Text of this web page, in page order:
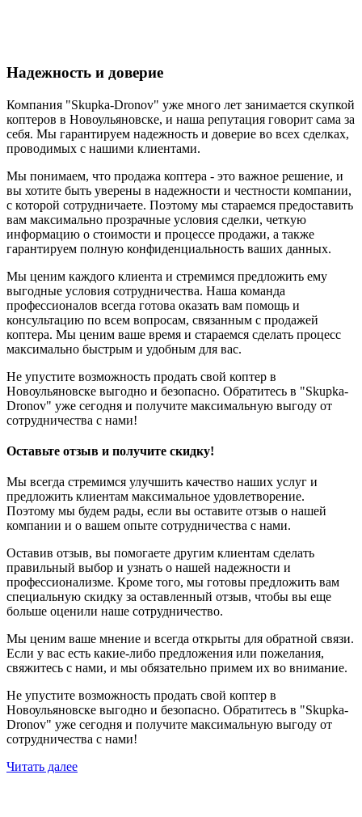
Надежность и доверие
Компания "Skupka-Dronov" уже много лет занимается скупкой
коптеров в Новоульяновске, и наша репутация говорит сама за
себя. Мы гарантируем надежность и доверие во всех сделках,
проводимых с нашими клиентами.
Мы понимаем, что продажа коптера - это важное решение, и
вы хотите быть уверены в надежности и честности компании,
с которой сотрудничаете. Поэтому мы стараемся предоставить
вам максимально прозрачные условия сделки, четкую
информацию о стоимости и процессе продажи, а также
гарантируем полную конфиденциальность ваших данных.
Мы ценим каждого клиента и стремимся предложить ему
выгодные условия сотрудничества. Наша команда
профессионалов всегда готова оказать вам помощь и
консультацию по всем вопросам, связанным с продажей
коптера. Мы ценим ваше время и стараемся сделать процесс
максимально быстрым и удобным для вас.
Не упустите возможность продать свой коптер в
Новоульяновске выгодно и безопасно. Обратитесь в "Skupka-
Dronov" уже сегодня и получите максимальную выгоду от
сотрудничества с нами!
Оставьте отзыв и получите скидку!
Мы всегда стремимся улучшить качество наших услуг и
предложить клиентам максимальное удовлетворение.
Поэтому мы будем рады, если вы оставите отзыв о нашей
компании и о вашем опыте сотрудничества с нами.
Оставив отзыв, вы помогаете другим клиентам сделать
правильный выбор и узнать о нашей надежности и
профессионализме. Кроме того, мы готовы предложить вам
специальную скидку за оставленный отзыв, чтобы вы еще
больше оценили наше сотрудничество.
Мы ценим ваше мнение и всегда открыты для обратной связи.
Если у вас есть какие-либо предложения или пожелания,
свяжитесь с нами, и мы обязательно примем их во внимание.
Не упустите возможность продать свой коптер в
Новоульяновске выгодно и безопасно. Обратитесь в "Skupka-
Dronov" уже сегодня и получите максимальную выгоду от
сотрудничества с нами!
Читать далее